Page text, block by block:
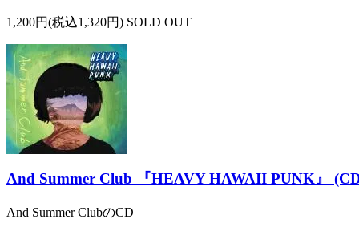
1,200円(税込1,320円) SOLD OUT
And Summer Club 『HEAVY HAWAII PUNK』
And Summer ClubのCD